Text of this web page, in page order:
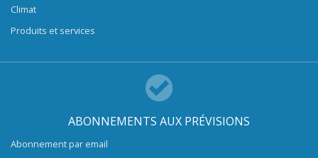
Climat
Produits et services
ABONNEMENTS AUX PRÉVISIONS
Abonnement par email